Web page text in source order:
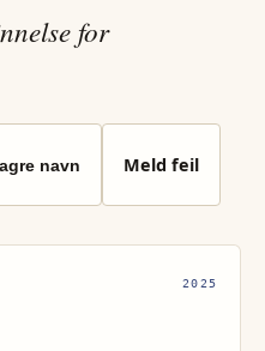
for
navn Meld feil
2025